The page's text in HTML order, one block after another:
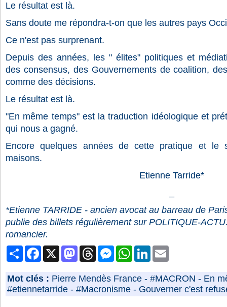
Le résultat est là.
Sans doute me répondra-t-on que les autres pays
Ce n'est pas surprenant.
Depuis des années, les " élites" politiques et
des consensus, des Gouvernements de coalition,
comme des décisions.
Le résultat est là.
"En même temps" est la traduction idéologique et
qui nous a gagné.
Encore quelques années de cette pratique et le
maisons.
Etienne Tarride*
*Etienne TARRIDE - ancien avocat au barreau de
publie des billets régulièrement sur POLITIQUE-
romancier.
PartagerFacebook MastodonThreads MessengerWhatsAppLinkedIn
Mot clés : Pierre Mendès France - #MACRON - En
#etiennetarride - #Macronisme - Gouverner c'est